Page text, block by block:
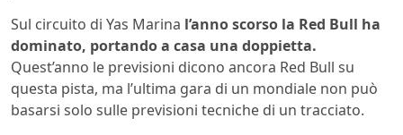
Sul circuito di Yas Marina l’anno scorso la Red Bull ha
dominato, portando a casa una doppietta.
Quest’anno le previsioni dicono ancora Red Bull su
questa pista, ma l’ultima gara di un mondiale non può
basarsi solo sulle previsioni tecniche di un tracciato.